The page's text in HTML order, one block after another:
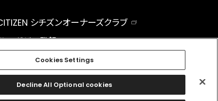
シチズンオーナーズクラブ
マガジン登録
facebookinstagramtwitter
Cookies Settings
Decline All Optional cookies